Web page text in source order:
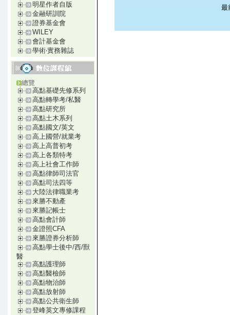
明星作者自版
金融研訓院
證券基金會
WILEY
會計基金會
學術‧實務雜誌
總覽
高點基礎先修系列
高點轉學考/私醫
高點研究所
高點土木系列
高點國文/英文
高上國營/就業考
高上高普初考
高上各類特考
高上社會工作師
高點律師司法官
高點司法四等
大陸法律職業考
來勝不動產
來勝記帳士
高點會計師
金證照CFA
來勝證券分析師
高點學士後中/西/獸
醫
高點護理師
高點醫檢師
高點物治師
高點放射師
高點公共衛生師
登峰英文專修課程
最